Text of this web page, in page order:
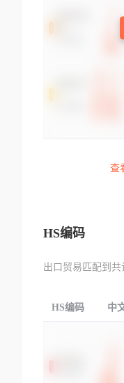
查
HS编码
出口贸易匹配到共
HS编码 中